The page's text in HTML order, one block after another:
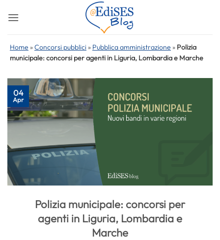
Home »Concorsi pubblici » Pubblica amministrazione » Polizia
municipale: concorsi per agenti in Liguria, Lombardia e Marche
04
Apr
Polizia municipale: concorsi per
agenti in Liguria, Lombardia e
Marche